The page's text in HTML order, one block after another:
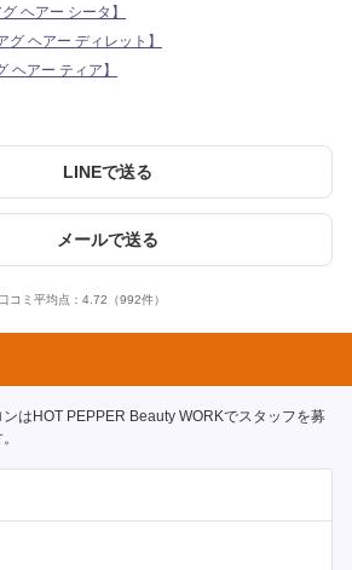
ヘアー シータ】
ヘアー ディレット】
ヘアー ティア】
LINEで送る
メールで送る
口コミ平均点： 4.72 （992件）
ンはHOT PEPPER Beauty WORKでスタッフを募